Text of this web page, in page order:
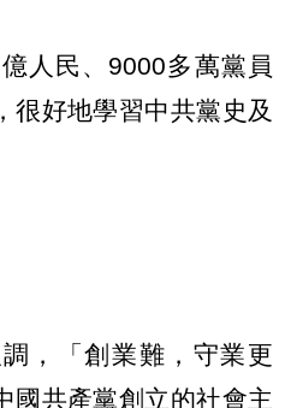
人民、9000多萬黨員
很好地學習中共黨史及
，「創業難，守業更
國共產黨創立的社會主